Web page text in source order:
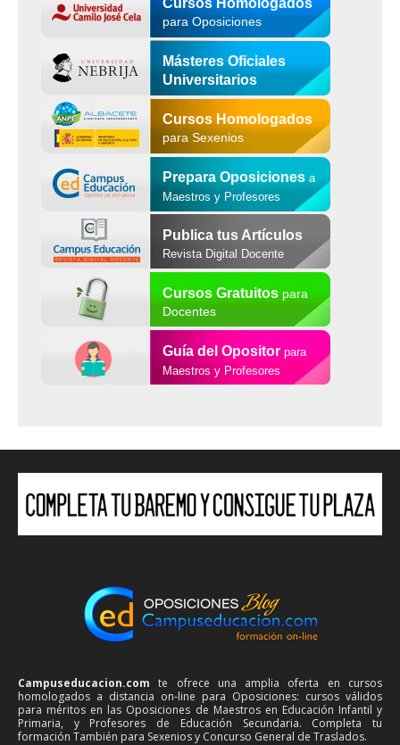
para Oposiciones
Másteres Oficiales
Universitarios
Cursos Homologados
para Sexenios
Prepara Oposiciones a
Maestros y Profesores
Publica tus Artículos
Revista Digital Docente
Cursos Gratuitospara
Docentes
Guía del Opositor para
Maestros y Profesores
Campuseducacion.com te ofrece una amplia oferta en cursos
homologados a distancia on-line para Oposiciones: cursos válidos
para méritos en las Oposiciones de Maestros en Educación Infantil y
Primaria, y Profesores de Educación Secundaria. Completa tu
formación También para Sexenios y Concurso General de Traslados.